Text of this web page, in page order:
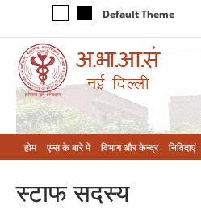
Default Theme
होम एम्‍स के बारे में विभाग और केन्‍द्र निविदाएं
स्टाफ सदस्य